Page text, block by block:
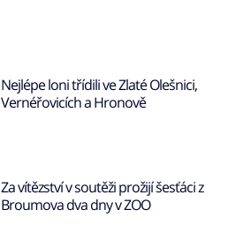
Nejlépe loni třídili ve Zlaté Olešnici,
Vernéřovicích a Hronově
Za vítězství v soutěži prožijí šesťáci z
Broumova dva dny v ZOO